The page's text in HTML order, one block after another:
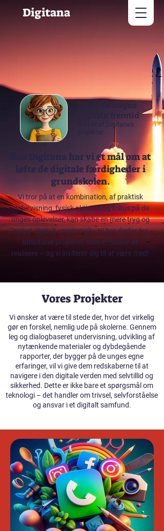
Digitana
Styrk de unges
digitale fremtid
Støt et af Digitana's
projekter
Hos Digitana har vi et mål om at
løfte de digitale færdigheder i
grundskolen.
Vi tror på at en kombination, af praktisk
undervisning, fysisk aktivitet og fokus på de
unges oplevelser, kan skabe en mere tryg og
oplyst digitalt ungdomsliv. Vi har derfor tre
ambitiøse projekter, som vi ønsker at
realisere – og vi inviterer dig til at være med!
Vores Projekter
Vi ønsker at være til stede der, hvor det virkelig
gør en forskel, nemlig ude på skolerne. Gennem
leg og dialogbaseret undervisning, udvikling af
nytænkende materialer og dybdegående
rapporter, der bygger på de unges egne
erfaringer, vil vi give dem redskaberne til at
navigere i den digitale verden med selvtillid og
sikkerhed. Dette er ikke bare et spørgsmål om
teknologi – det handler om trivsel, selvforståelse
og ansvar i et digitalt samfund.
Spil og lege under
udvikling